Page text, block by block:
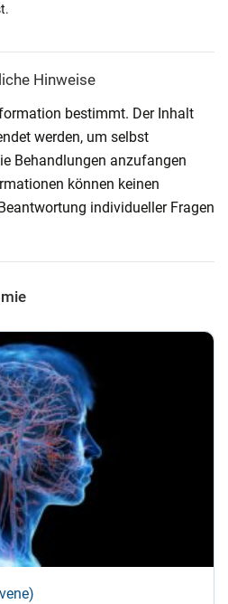
Hinweise
bestimmt. Der Inhalt
werden, um selbst
Behandlungen anzufangen
können keinen
individueller Fragen